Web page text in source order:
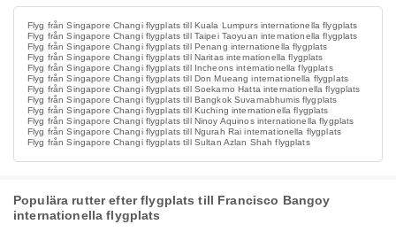
Flyg från Singapore Changi flygplats till Kuala Lumpurs internationella flygplats
Flyg från Singapore Changi flygplats till Taipei Taoyuan internationella flygplats
Flyg från Singapore Changi flygplats till Penang internationella flygplats
Flyg från Singapore Changi flygplats till Naritas internationella flygplats
Flyg från Singapore Changi flygplats till Incheons internationella flygplats
Flyg från Singapore Changi flygplats till Don Mueang internationella flygplats
Flyg från Singapore Changi flygplats till Soekarno Hatta internationella flygplats
Flyg från Singapore Changi flygplats till Bangkok Suvarnabhumis flygplats
Flyg från Singapore Changi flygplats till Kuching internationella flygplats
Flyg från Singapore Changi flygplats till Ninoy Aquinos internationella flygplats
Flyg från Singapore Changi flygplats till Ngurah Rai internationella flygplats
Flyg från Singapore Changi flygplats till Sultan Azlan Shah flygplats
Populära rutter efter flygplats till Francisco Bangoy
internationella flygplats